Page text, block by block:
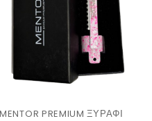
MENTOR PREMIUM ΞΥΡΑΦΙ